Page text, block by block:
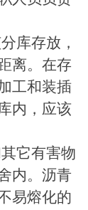
库存放，
离。在存
工和装插
内，应该
它有害物
内。沥青
易熔化的